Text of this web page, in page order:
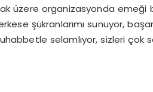
üzere organizasyonda emeği
şükranlarımı sunuyor,
selamlıyor, sizleri çok